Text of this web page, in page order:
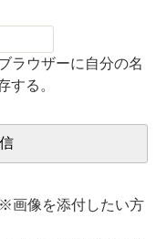
ラウザーに自分の名
する。
※画像を添付したい方